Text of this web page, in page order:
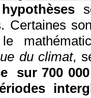
Certaines
le
du climat,
sur 700 000